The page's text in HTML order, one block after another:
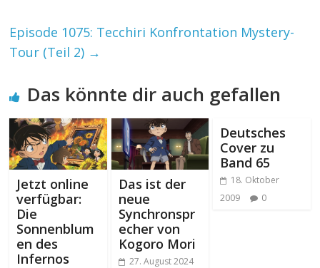
Episode 1075: Tecchiri Konfrontation Mystery-
Tour (Teil 2) →
Das könnte dir auch gefallen
Jetzt online
verfügbar:
Die
Sonnenblum
en des
Infernos
Das ist der
neue
Synchronspr
echer von
Kogoro Mori
27. August 2024
Deutsches
Cover zu
Band 65
18. Oktober
2009
0